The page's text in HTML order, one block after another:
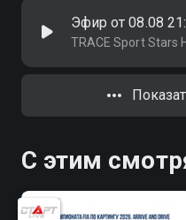
Эфир от 08.08
TRACE Sport Stars
С этим